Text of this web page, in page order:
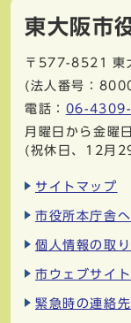
東大阪市
〒577-8521
東
(法人番号：
電話： 06-
月曜日から金曜
(祝休日、12月
サイトマップ
市役所本庁舎
個人情報の取
市ウェブサイト
緊急時の連絡先